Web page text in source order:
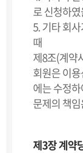
로 신청하였
5. 기타 회
때
제8조(계약
회원은 이
에는 수정
문제의 책
제3장 계약